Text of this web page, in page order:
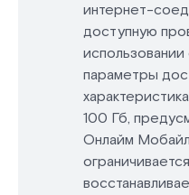
интернет-
доступную
параметры
100 Гб,
Онлайм